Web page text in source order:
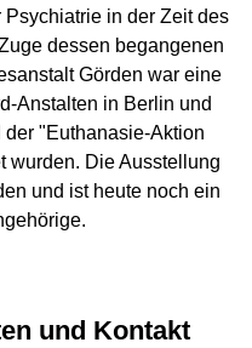
in der Zeit des
dessen begangenen
Görden war eine
Anstalten in Berlin und
"Euthanasie-Aktion
wurden. Die Ausstellung
und ist heute noch ein
und Kontakt